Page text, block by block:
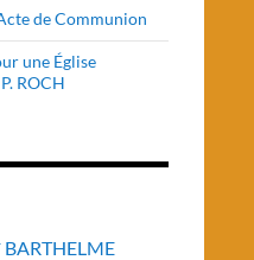
de Communion
une Église
ROCH
BARTHELME